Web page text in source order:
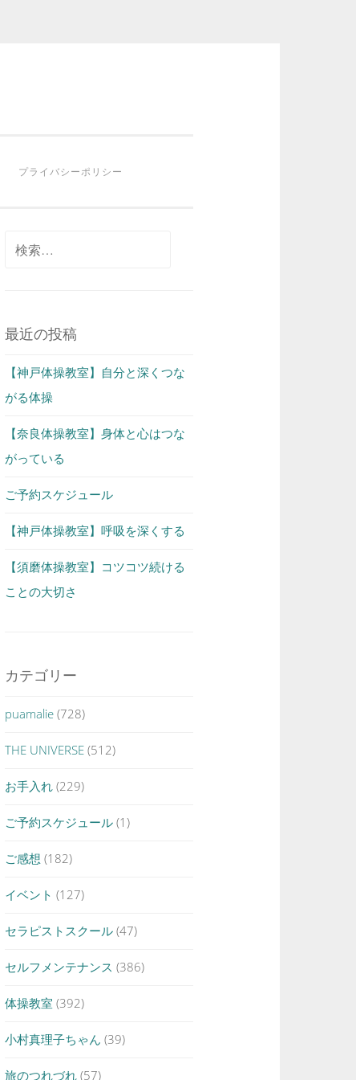
プライバシーポリシー
最近の投稿
【神戸体操教室】自分と深くつな
がる体操
【奈良体操教室】身体と心はつな
がっている
ご予約スケジュール
【神戸体操教室】呼吸を深くする
【須磨体操教室】コツコツ続ける
ことの大切さ
カテゴリー
puamalie (728)
THE UNIVERSE (512)
お手入れ (229)
ご予約スケジュール (1)
ご感想 (182)
イベント (127)
セラピストスクール (47)
セルフメンテナンス (386)
体操教室 (392)
小村真理子ちゃん (39)
旅のつれづれ (57)